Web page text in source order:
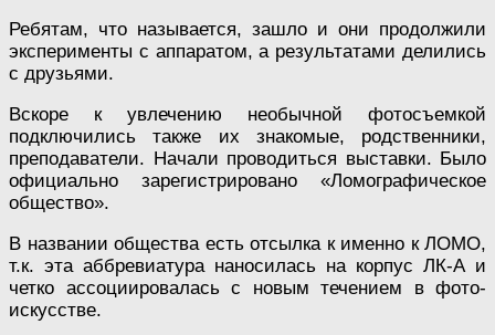
Ребятам, что называется, зашло и они продолжили
эксперименты с аппаратом, а результатами делились
с друзьями.
Вскоре к увлечению необычной фотосъемкой
подключились также их знакомые, родственники,
преподаватели. Начали проводиться выставки. Было
официально зарегистрировано «Ломографическое
общество».
В названии общества есть отсылка к именно к ЛОМО,
т.к. эта аббревиатура наносилась на корпус ЛК-А и
четко ассоциировалась с новым течением в фото-
искусстве.